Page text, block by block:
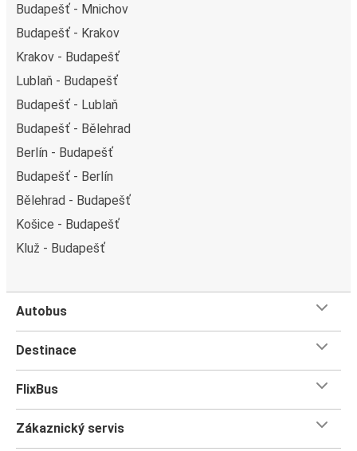
Budapešť - Mnichov
Budapešť - Krakov
Krakov - Budapešť
Lublaň - Budapešť
Budapešť - Lublaň
Budapešť - Bělehrad
Berlín - Budapešť
Budapešť - Berlín
Bělehrad - Budapešť
Košice - Budapešť
Kluž - Budapešť
Autobus
Destinace
FlixBus
Zákaznický servis